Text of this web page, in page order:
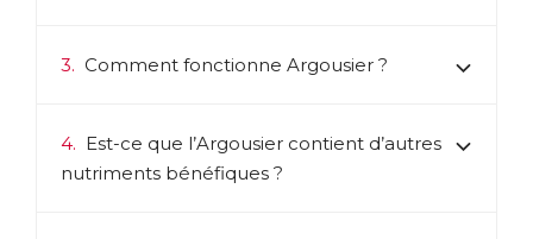
3. Comment fonctionne Argousier ?
4. Est-ce que l’Argousier contient d’autres
nutriments bénéfiques ?